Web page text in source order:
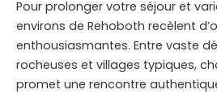
Pour prolonger votre séjour et
environs de Rehoboth recèlent
enthousiasmantes. Entre vaste
rocheuses et villages typiques,
promet une rencontre